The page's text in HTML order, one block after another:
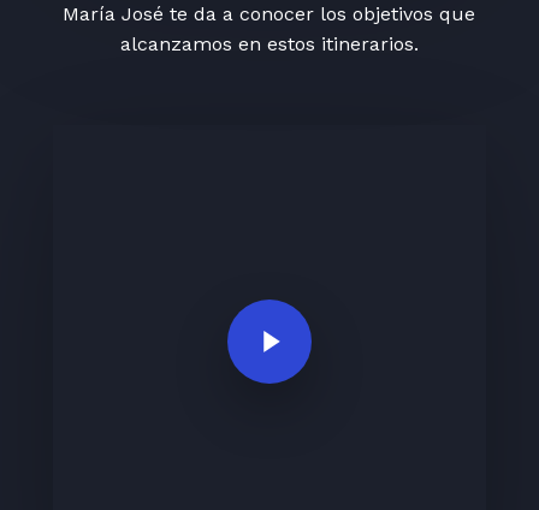
María José te da a conocer los objetivos que
alcanzamos en estos itinerarios.
Play Video